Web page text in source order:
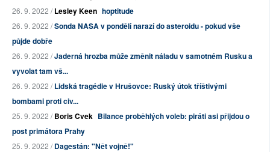
26. 9. 2022 /Lesley Keen hoptitude
26. 9. 2022 /Sonda NASA v pondělí narazí do asteroidu - pokud vše
půjde dobře
26. 9. 2022 /Jaderná hrozba může změnit náladu v samotném Rusku a
vyvolat tam vš...
26. 9. 2022 /Lidská tragédie v Hrušovce: Ruský útok tříštivými
bombami proti civ...
25. 9. 2022 /Boris Cvek Bilance proběhlých voleb: piráti asi přijdou o
post primátora Prahy
25. 9. 2022 /Dagestán: "Nět vojně!"